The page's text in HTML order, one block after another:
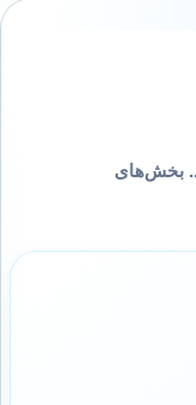
بخش‌های